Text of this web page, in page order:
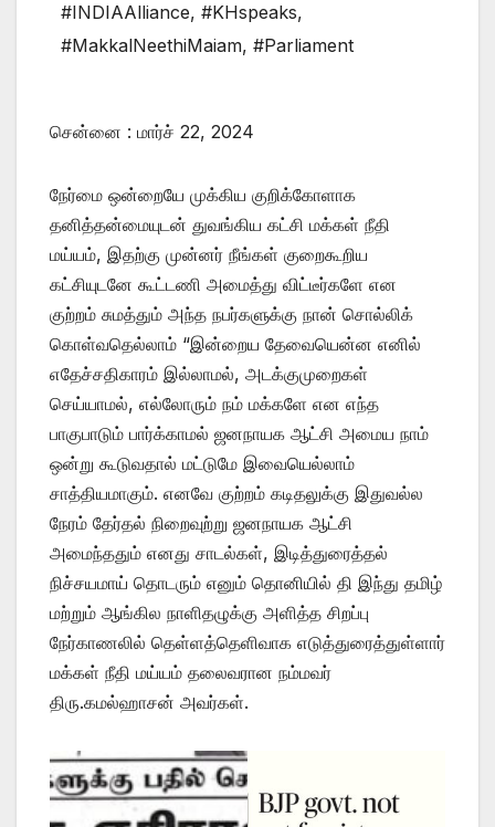
#INDIAAlliance, #KHspeaks,
#MakkalNeethiMaiam, #Parliament
சென்னை : மார்ச் 22, 2024
நேர்மை ஒன்றையே முக்கிய குறிக்கோளாக
தனித்தன்மையுடன் துவங்கிய கட்சி மக்கள் நீதி
மய்யம், இதற்கு முன்னர் நீங்கள் குறைகூறிய
கட்சியுடனே கூட்டணி அமைத்து விட்டீர்களே என
குற்றம் சுமத்தும் அந்த நபர்களுக்கு நான் சொல்லிக்
கொள்வதெல்லாம் “இன்றைய தேவையென்ன எனில்
எதேச்சதிகாரம் இல்லாமல், அடக்குமுறைகள்
செய்யாமல், எல்லோரும் நம் மக்களே என எந்த
பாகுபாடும் பார்க்காமல் ஜனநாயக ஆட்சி அமைய நாம்
ஒன்று கூடுவதால் மட்டுமே இவையெல்லாம்
சாத்தியமாகும். எனவே குற்றம் கடிதலுக்கு இதுவல்ல
நேரம் தேர்தல் நிறைவுற்று ஜனநாயக ஆட்சி
அமைந்ததும் எனது சாடல்கள், இடித்துரைத்தல்
நிச்சயமாய் தொடரும் எனும் தொனியில் தி இந்து தமிழ்
மற்றும் ஆங்கில நாளிதழுக்கு அளித்த சிறப்பு
நேர்காணலில் தெள்ளத்தெளிவாக எடுத்துரைத்துள்ளார்
மக்கள் நீதி மய்யம் தலைவரான நம்மவர்
திரு.கமல்ஹாசன் அவர்கள்.